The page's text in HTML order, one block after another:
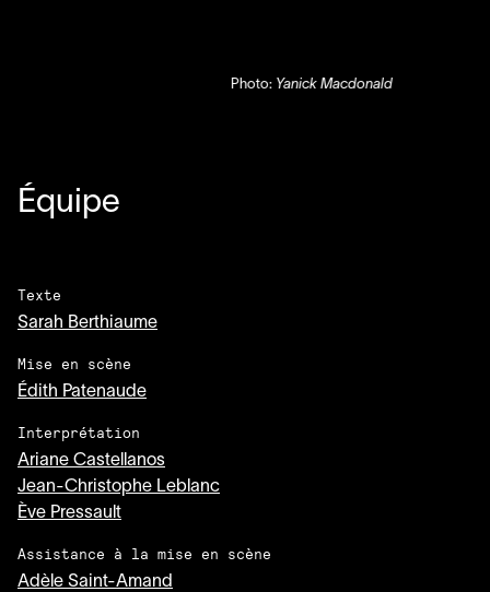
Photo:Yanick Macdonald
Équipe
Texte
Sarah Berthiaume
Mise en scène
Édith Patenaude
Interprétation
Ariane Castellanos
Jean-Christophe Leblanc
Ève Pressault
Assistance à la mise en scène
Adèle Saint-Amand